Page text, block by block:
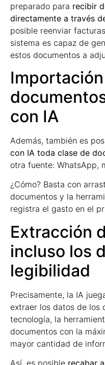
preparado para recibir
directamente a través
posible reenviar
sistema es capaz de
estos documentos a
con IA
Además, también es
con IA toda clase de
otra fuente: WhatsApp,
¿Cómo? Basta con
documentos y la
registra el gasto en el
Extracción
incluso los
legibilidad
Precisamente, la IA
extraer los datos de los
tecnología, la
documentos con la
mayor cantidad de